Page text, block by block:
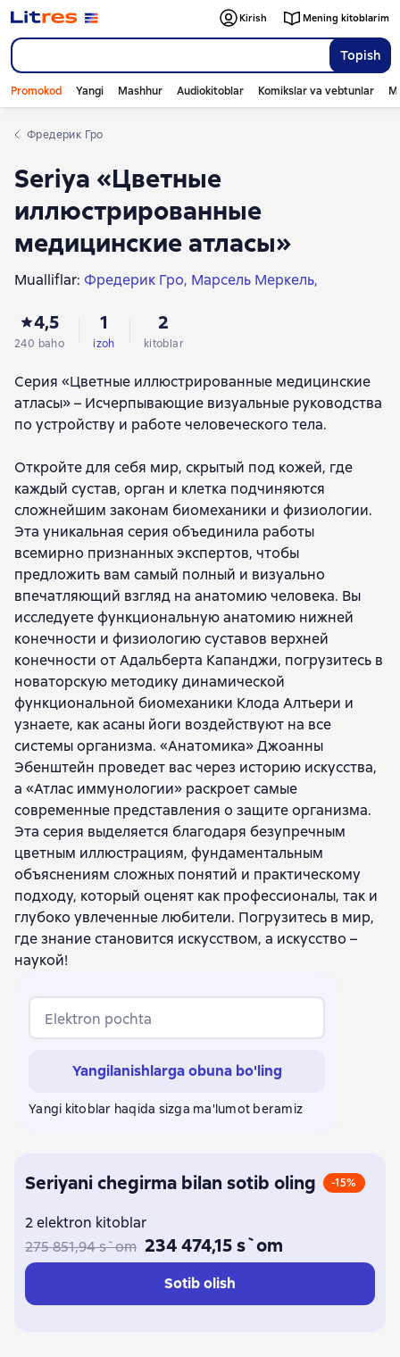
Topish
Kirish Mening kitoblarim
Promokod Yangi Mashhur Audiokitoblar Komikslar va vebtunlar
Фредерик Гро
Seriya «Цветные
иллюстрированные
медицинские атласы»
Mualliflar: Фредерик Гро Марсель Меркель
Самюэль Льежуа
Даниэль Ришар
Полин Сулас-Спрауэль
4,5
240 baho
1
izoh
2
kitoblar
Серия «Цветные иллюстрированные медицинские
атласы» – Исчерпывающие визуальные руководства
по устройству и работе человеческого тела.
Откройте для себя мир, скрытый под кожей, где
каждый сустав, орган и клетка подчиняются
сложнейшим законам биомеханики и физиологии.
Эта уникальная серия объединила работы
всемирно признанных экспертов, чтобы
предложить вам самый полный и визуально
впечатляющий взгляд на анатомию человека. Вы
исследуете функциональную анатомию нижней
конечности и физиологию суставов верхней
конечности от Адальберта Капанджи, погрузитесь в
новаторскую методику динамической
функциональной биомеханики Клода Алтьери и
узнаете, как асаны йоги воздействуют на все
системы организма. «Анатомика» Джоанны
Эбенштейн проведет вас через историю искусства,
а «Атлас иммунологии» раскроет самые
современные представления о защите организма.
Эта серия выделяется благодаря безупречным
цветным иллюстрациям, фундаментальным
объяснениям сложных понятий и практическому
подходу, который оценят как профессионалы, так и
глубоко увлеченные любители. Погрузитесь в мир,
где знание становится искусством, а искусство –
наукой!
Elektron pochta
Yangilanishlarga obuna bo'ling
Yangi kitoblar haqida sizga ma'lumot beramiz
Seriyani chegirma bilan sotib oling -15%
2 elektron kitoblar
275 851,94 s`om 234 474,15 s`om
Sotib olish